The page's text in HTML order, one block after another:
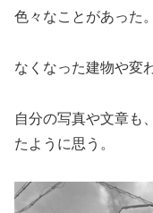
色々なことがあった。
なくなった建物や変
自分の写真や文章も
たように思う。